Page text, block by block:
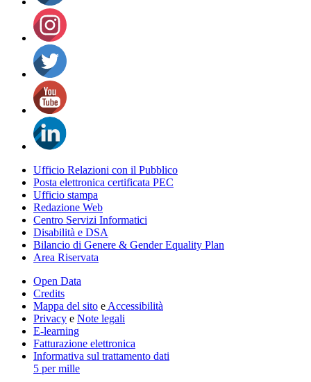
Ufficio Relazioni con il Pubblico
Posta elettronica certificata PEC
Ufficio stampa
Redazione Web
Centro Servizi Informatici
Disabilità e DSA
Bilancio di Genere & Gender Equality Plan
Area Riservata
Open Data
Credits
Mappa del sito e Accessibilità
Privacy e Note legali
E-learning
Fatturazione elettronica
Informativa sul trattamento dati
5 per mille